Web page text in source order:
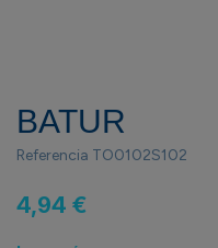
BATUR
Referencia TO0102S102
4,94 €